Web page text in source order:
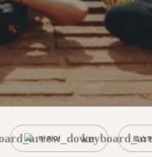
터키어 로스